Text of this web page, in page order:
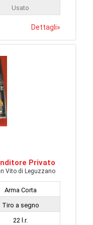
Usato
Dettagli»
Privato
Vito di Leguzzano
Arma Corta
Tiro a segno
22 l.r.